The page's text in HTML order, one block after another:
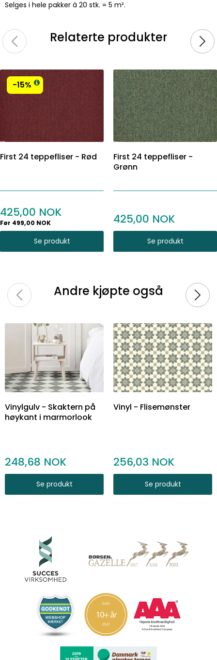
Selges i hele pakker á 20 stk. = 5 m².
Relaterte produkter
-15%
First 24 teppefliser - Rød
425,00
Før 499,00 NOK
Se produkt
First 24 teppefliser -
Grønn
425,00
Se produkt
Andre kjøpte også
Vinylgulv - Skaktern på
høykant i marmorlook
248,68
Se produkt
Vinyl - Flisemønster
256,03
Se produkt